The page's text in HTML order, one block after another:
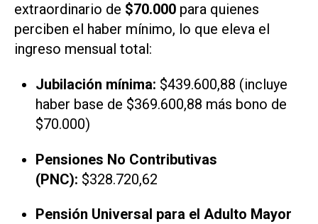
extraordinario de $70.000 para quienes
perciben el haber mínimo, lo que eleva el
ingreso mensual total:
Jubilación mínima: $439.600,88 (incluye
haber base de $369.600,88 más bono de
$70.000)
Pensiones No Contributivas
(PNC): $328.720,62
Pensión Universal para el Adulto Mayor